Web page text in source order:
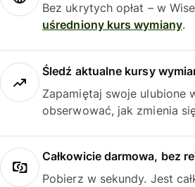
Bez ukrytych opłat – w
uśredniony kurs wymiany.
Śledź aktualne kursy
Zapamiętaj swoje ulubione
obserwować, jak zmienia
Całkowicie darmowa, bez
Pobierz w sekundy. Jest